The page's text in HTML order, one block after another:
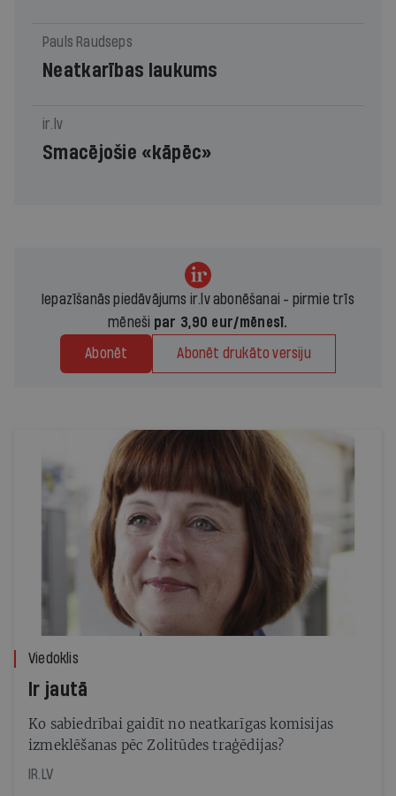
Pauls Raudseps
Neatkarības laukums
ir.lv
Smacējošie «kāpēc»
Iepazīšanās piedāvājums ir.lv abonēšanai - pirmie trīs
mēneši par 3,90 eur/mēnesī.
Abonēt Abonēt drukāto versiju
Viedoklis
Ir jautā
Ko sabiedrībai gaidīt no neatkarīgas komisijas
izmeklēšanas pēc Zolitūdes traģēdijas?
IR.LV